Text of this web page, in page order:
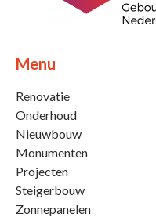
Menu
Renovatie
Onderhoud
Nieuwbouw
Monumenten
Projecten
Steigerbouw
Zonnepanelen